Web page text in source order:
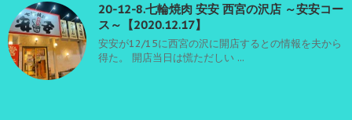
20-12-8.七輪焼肉 安安 西宮の沢店 ～安安コー
ス～【2020.12.17】
安安が12/15に西宮の沢に開店するとの情報を夫から
得た。 開店当日は慌ただしい ...